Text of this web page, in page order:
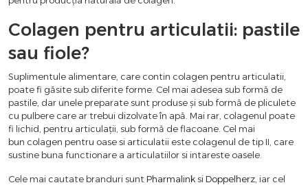
Colagen pentru articulatii: pastile
sau fiole?
Suplimentule alimentare, care contin colagen pentru articulatii,
poate fi găsite sub diferite forme. Cel mai adesea sub formă de
pastile, dar unele preparate sunt produse și sub formă de pliculete
cu pulbere care ar trebui dizolvate în apă. Mai rar, colagenul poate
fi lichid, pentru articulații, sub formă de flacoane. Cel mai
bun colagen pentru oase si articulatii este colagenul de tip II, care
sustine buna functionare a articulatiilor si intareste oasele.
Cele mai cautate branduri sunt Pharmalinksi Doppelherz , iar cel